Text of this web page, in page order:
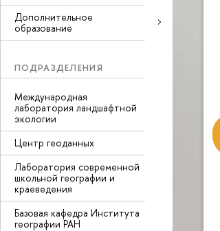
Дополнительное
образование
ПОДРАЗДЕЛЕНИЯ
Международная
лаборатория ландшафтной
экологии
Центр геоданных
Лаборатория современной
школьной географии и
краеведения
Базовая кафедра Института
географии РАН